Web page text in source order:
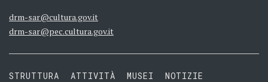
drm-sar@cultura.gov.it
drm-sar@pec.cultura.gov.it
STRUTTURA ATTIVITÀ MUSEI
NOTIZIE